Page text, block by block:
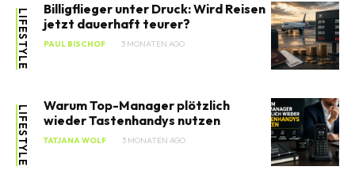
LIFESTYLE
Billigflieger unter Druck: Wird Reisen
jetzt dauerhaft teurer?
PAUL BISCHOF 3 MONATEN AGO
LIFESTYLE
Warum Top-Manager plötzlich
wieder Tastenhandys nutzen
TATJANA WOLF 3 MONATEN AGO